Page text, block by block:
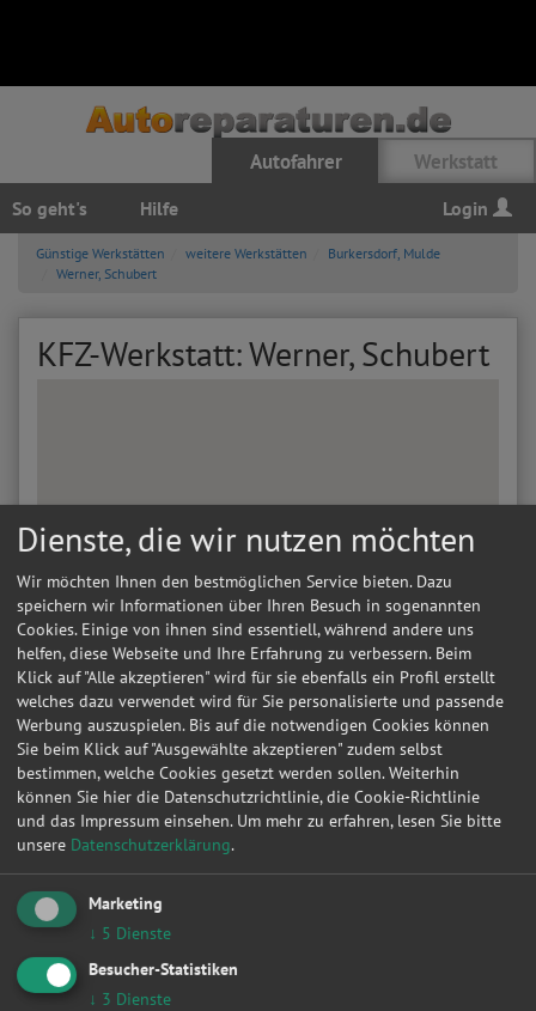
Autofahrer Werkstatt
So geht's Hilfe Login
Günstige Werkstätten weitere Werkstätten
Burkersdorf, Mulde
Werner, Schubert
KFZ-Werkstatt: Werner, Schubert
Kontakt
Werner, Schubert
Meißner Str. 51
Dienste, die wir nutzen möchten
Wir möchten Ihnen den bestmöglichen Service bieten. Dazu
speichern wir Informationen über Ihren Besuch in sogenannten
Cookies. Einige von ihnen sind essentiell, während andere uns
helfen, diese Webseite und Ihre Erfahrung zu verbessern. Beim
Klick auf "Alle akzeptieren" wird für sie ebenfalls ein Profil erstellt
welches dazu verwendet wird für Sie personalisierte und passende
Werbung auszuspielen. Bis auf die notwendigen Cookies können
Sie beim Klick auf "Ausgewählte akzeptieren" zudem selbst
bestimmen, welche Cookies gesetzt werden sollen. Weiterhin
können Sie hier die Datenschutzrichtlinie, die Cookie-Richtlinie
und das Impressum einsehen. Um mehr zu erfahren, lesen Sie bitte
unsere Datenschutzerklärung.
Marketing
↓ 5 Dienste
Besucher-Statistiken
↓ 3 Dienste